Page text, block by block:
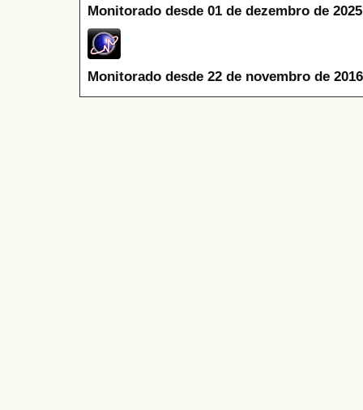
Monitorado desde 01 de dezembro de
Monitorado desde 22 de novembro de